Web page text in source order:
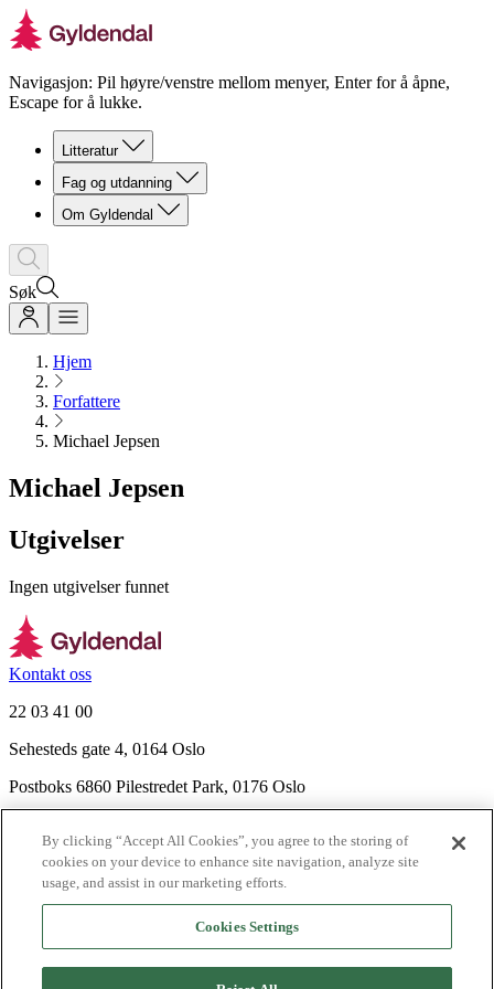
Navigasjon: Pil høyre/venstre mellom menyer, Enter for å åpne,
Escape for å lukke.
Litteratur
Fag og utdanning
Om Gyldendal
Søk
Hjem
Forfattere
Michael Jepsen
Michael Jepsen
Utgivelser
Ingen utgivelser funnet
Kontakt oss
22 03 41 00
Sehesteds gate 4, 0164 Oslo
Postboks 6860 Pilestredet Park, 0176 Oslo
Nyhetsbrev
Ledige stillinger
Send inn manus
By clicking “Accept All Cookies”, you agree to the storing of
cookies on your device to enhance site navigation, analyze site
usage, and assist in our marketing efforts.
Cookies Settings